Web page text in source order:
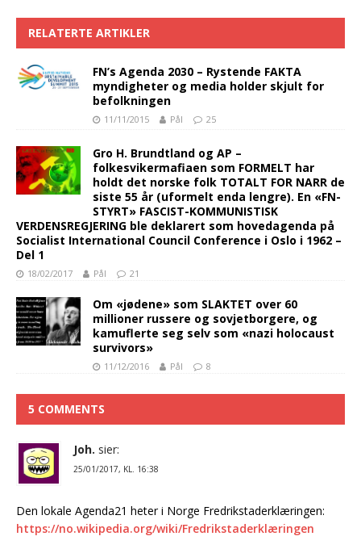
RELATERTE ARTIKLER
FN’s Agenda 2030 – Rystende FAKTA
myndigheter og media holder skjult for
befolkningen
11/11/2015 Pål 25
Gro H. Brundtland og AP –
folkesvikermafiaen som FORMELT har
holdt det norske folk TOTALT FOR NARR de
siste 55 år (uformelt enda lengre). En «FN-
STYRT» FASCIST-KOMMUNISTISK
VERDENSREGJERING ble deklarert som hovedagenda på
Socialist International Council Conference i Oslo i 1962 –
Del 1
18/02/2017 Pål 21
Om «jødene» som SLAKTET over 60
millioner russere og sovjetborgere, og
kamuflerte seg selv som «nazi holocaust
survivors»
11/12/2016 Pål 8
5 COMMENTS
Joh. sier:
25/01/2017, KL. 16:38
Den lokale Agenda21 heter i Norge Fredrikstaderklæringen:
https://no.wikipedia.org/wiki/Fredrikstaderklæringen